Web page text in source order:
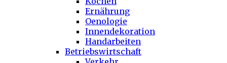
Ernährung
Oenologie
Innendekoration
Handarbeiten
Betriebswirtschaft